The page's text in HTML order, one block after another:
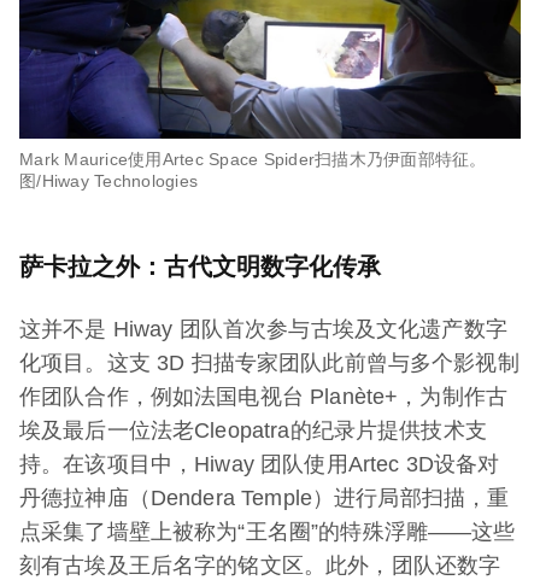
Mark Maurice使用Artec Space Spider扫描木乃伊面部特征。
图/Hiway Technologies
萨卡拉之外：古代文明数字化传承
这并不是 Hiway 团队首次参与古埃及文化遗产数字
化项目。这支 3D 扫描专家团队此前曾与多个影视制
作团队合作，例如法国电视台 Planète+，为制作古
埃及最后一位法老Cleopatra的纪录片提供技术支
持。在该项目中，Hiway 团队使用Artec 3D设备对
丹德拉神庙（Dendera Temple）进行局部扫描，重
点采集了墙壁上被称为“王名圈”的特殊浮雕——这些
刻有古埃及王后名字的铭文区。此外，团队还数字